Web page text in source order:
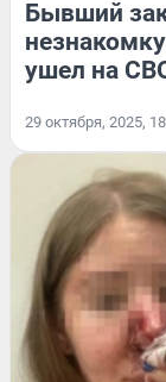
Бывший
ушел на
29 октября, 2025,